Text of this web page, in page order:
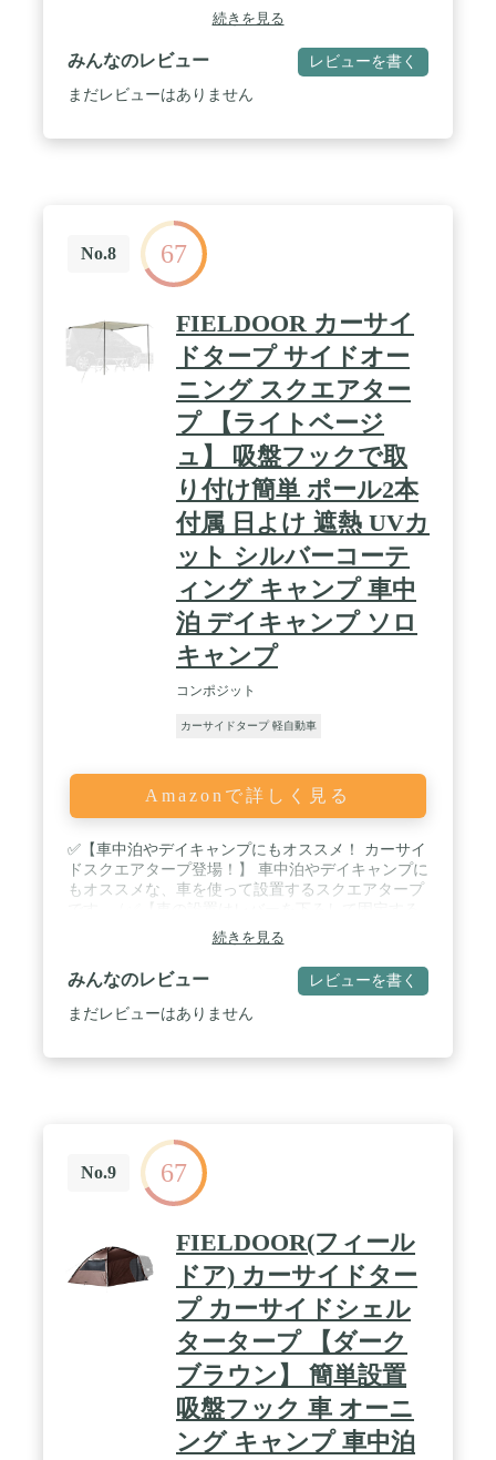
式取り付け）×2・キャノピーポール×2・ペグ×12.・
ロープ×2・砂袋×2・収納袋（ペグ・ロープ用）・収
納バンド×2・収納バッグ / ※砂袋は本体に装着され
ております
続きを見る
みんなのレビュー レビューを書く
まだレビューはありません
No.8 67
FIELDOOR カーサイ
ドタープ サイドオー
ニング スクエアター
プ 【ライトベージ
ュ】 吸盤フックで取
り付け簡単 ポール2本
付属 日よけ 遮熱 UVカ
ット シルバーコーテ
ィング キャンプ 車中
泊 デイキャンプ ソロ
キャンプ
コンポジット
カーサイドタープ 軽自動車
Amazonで詳しく見る
✅【車中泊やデイキャンプにもオススメ！ カーサイ
ドスクエアタープ登場！】 車中泊やデイキャンプに
もオススメな、車を使って設置するスクエアタープ
だけ！ 取り付けカンタンな吸盤フック】 吸盤フッ
ク付きで取り付けカンタン！車の取り付けたい箇所
に吸盤を付け、レバーを下ろすだけなのでラクラク
です。 / ✅【車のサイズに合わせて吸盤フックの位
置を変えられる！】 タープの吸盤フック用のハトメ
(約)200cm×200cm/ポール連結時 : (約)直径
1.6cm×165cm(有効長 : (約)160cm)/収納時 :
(約)64cm×15cm×15cm■材質：生地 : ポリエステル/ポ
ール : スチール■重量：(約)1.9kg■耐水圧：2,000mm
フック×2・ペグ×2・ロープ×2・専用収納バッグ×1・
取扱説明書(日本語)■※商品は、モニターによって色
合いが異なって見える場合があります。 また、仕
様・デザインは改良のため予告なく変更することが
あります。 / [こんな商品をお探しの方に] カーサイ
ドオーニング カーサイドオーニングタープ カーサ
イドオーニングテント カーサイドオーニング カー
サイドスクリーン 耐久性 カーサイドシェルター カ
ーサイドシェルター カーサイドタープ カーサイド
タープ張り方 カーサイドテント カーサイドリビン
グ カーテント サイドオーニング サイドタープ テン
続きを見る
みんなのレビュー レビューを書く
まだレビューはありません
No.9 67
FIELDOOR(フィール
ドア) カーサイドター
プ カーサイドシェル
タータープ 【ダーク
ブラウン】 簡単設置
吸盤フック 車 オーニ
ング キャンプ 車中泊